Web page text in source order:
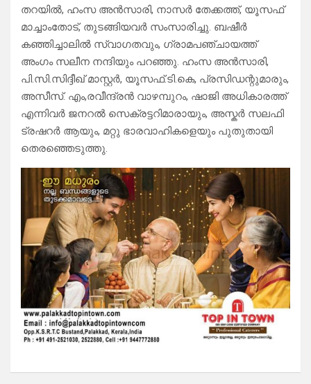
തറയിൽ, ഹംസ അൻസാരി, നാസർ തേക്കത്ത്, യൂസഫ്
മാച്ചാംതോട്, തുടങ്ങിയവർ സംസാരിച്ചു. ബഷീർ
കഞ്ഞിച്ചാലിൽ സ്വാഗതവും, ഗ്രാമപഞ്ചായത്ത്
അംഗം സലീന നന്ദിയും പറഞ്ഞു. ഹംസ അൻസാരി,
പി.സി.സിദ്ദീഖ് മാസ്റ്റർ, യൂസഫ്.ടി.കെ, പ്രസിഡന്റുമാരും,
അസീസ്. എം,രവീന്ദ്രൻ വാഴമ്പുറം, ഷാജി അധികാരത്ത്
എന്നിവർ ജനറൽ സെക്രട്ടറിമാരായും, അസ്കർ സലഫി
ട്രഷറർ ആയും, മറ്റു ഭാരവാഹികളെയും പുതുതായി
തെരഞ്ഞെടുത്തു.